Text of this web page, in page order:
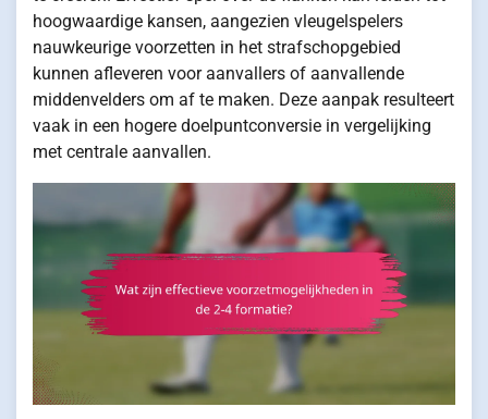
hoogwaardige kansen, aangezien vleugelspelers
nauwkeurige voorzetten in het strafschopgebied
kunnen afleveren voor aanvallers of aanvallende
middenvelders om af te maken. Deze aanpak resulteert
vaak in een hogere doelpuntconversie in vergelijking
met centrale aanvallen.